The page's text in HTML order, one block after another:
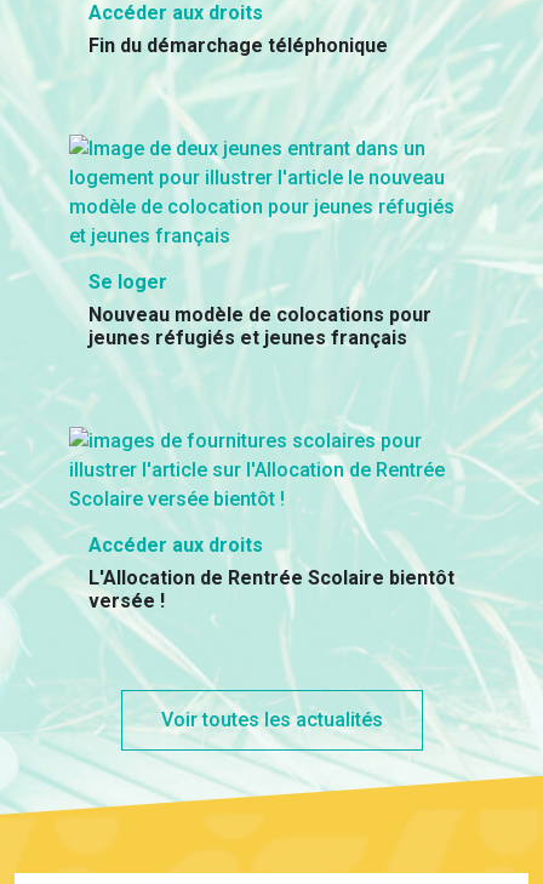
Accéder aux droits
Fin du démarchage téléphonique
Se loger
Nouveau modèle de colocations pour
jeunes réfugiés et jeunes français
Accéder aux droits
L'Allocation de Rentrée Scolaire bientôt
versée !
Voir toutes les actualités